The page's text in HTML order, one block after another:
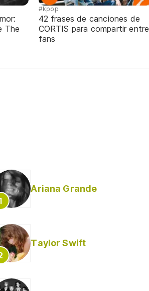
The
#kpop
42 frases de canciones de
CORTIS para compartir entre
fans
Ariana Grande
Taylor Swift